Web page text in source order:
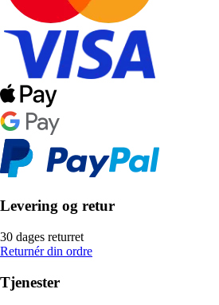
Levering og retur
30 dages returret
Returnér din ordre
Tjenester